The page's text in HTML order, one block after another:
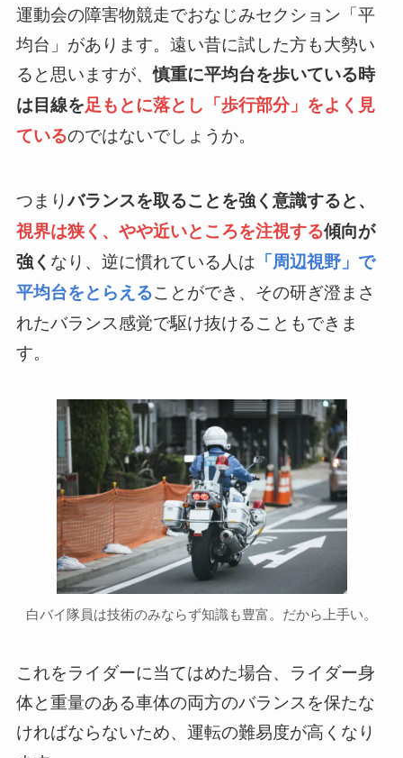
運動会の障害物競走でおなじみセクション「平
均台」があります。遠い昔に試した方も大勢い
ると思いますが、慎重に平均台を歩いている時
は目線を足もとに落とし「歩行部分」をよく見
ているのではないでしょうか。
つまりバランスを取ることを強く意識すると、
視界は狭く、やや近いところを注視する傾向が
強く なり、逆に慣れている人は 「周辺視野」で
平均台をとらえることができ、その研ぎ澄まさ
れたバランス感覚で駆け抜けることもできま
す。
白バイ隊員は技術のみならず知識も豊富。だから上手い。
これをライダーに当てはめた場合、ライダー身
体と重量のある車体の両方のバランスを保たな
ければならないため、運転の難易度が高くなり